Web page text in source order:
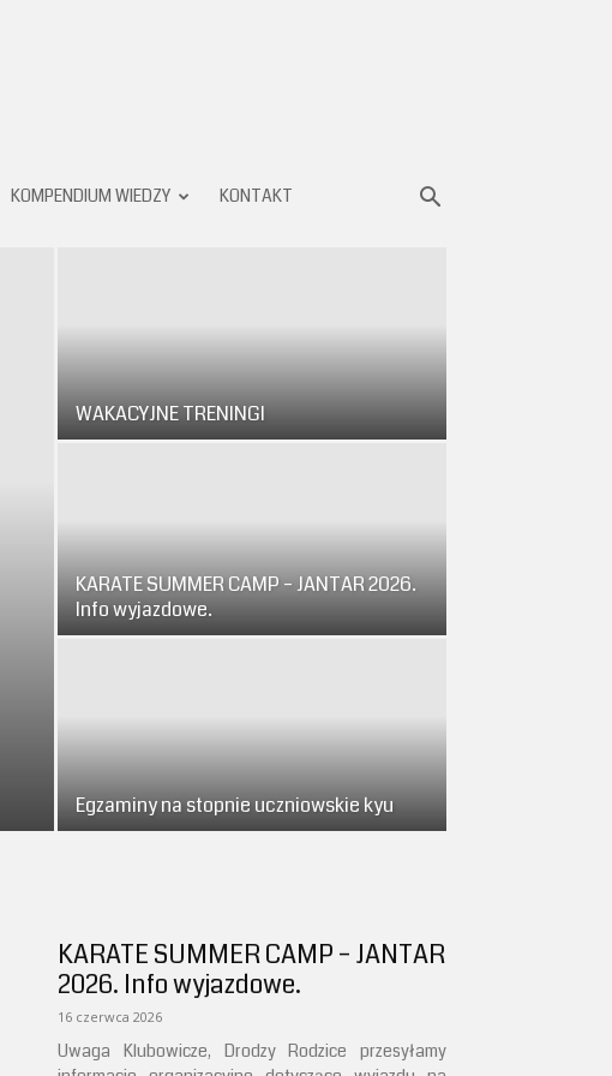
KOMPENDIUM WIEDZY KONTAKT
WAKACYJNE TRENINGI
KARATE SUMMER CAMP – JANTAR 2026.
Info wyjazdowe.
Egzaminy na stopnie uczniowskie kyu
KARATE SUMMER CAMP – JANTAR
2026. Info wyjazdowe.
16 czerwca 2026
Uwaga Klubowicze, Drodzy Rodzice przesyłamy